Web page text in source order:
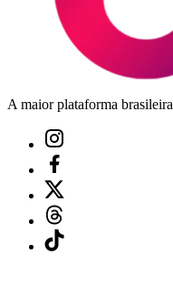
A maior plataforma